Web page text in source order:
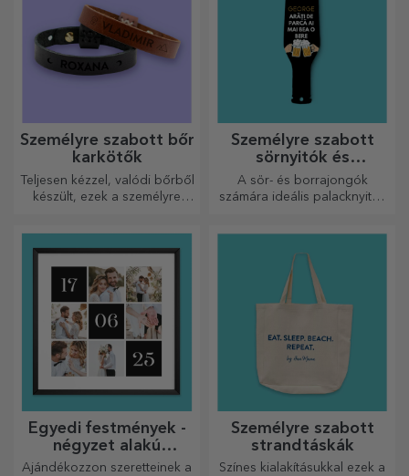
Személyre szabott bőr
karkötők
Teljesen kézzel, valódi bőrből
készült, ezek a személyre
Személyre szabott
sörnyitók és
dugóhúzók
A sör- és borrajongók
számára ideális palacknyitók
Egyedi festmények -
négyzet alakú
formátum
Ajándékozzon szeretteinek a
Személyre szabott
strandtáskák
Színes kialakításukkal ezek a